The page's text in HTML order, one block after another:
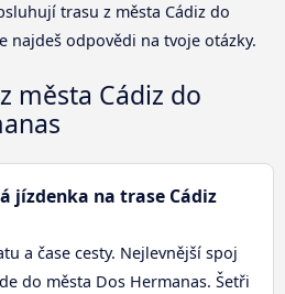
trasu z města Cádiz do
najdeš odpovědi na tvoje otázky.
města Cádiz do
jízdenka na trase Cádiz
a čase cesty. Nejlevnější spoj
do města Dos Hermanas. Šetři